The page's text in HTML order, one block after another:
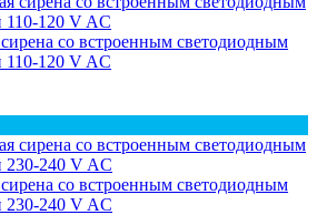
со встроенным светодиодным
120 V AC
со встроенным светодиодным
230-240 V AC